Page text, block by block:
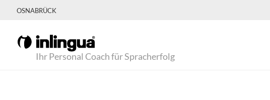
OSNABRÜCK
Ihr Personal Coach für Spracherfolg